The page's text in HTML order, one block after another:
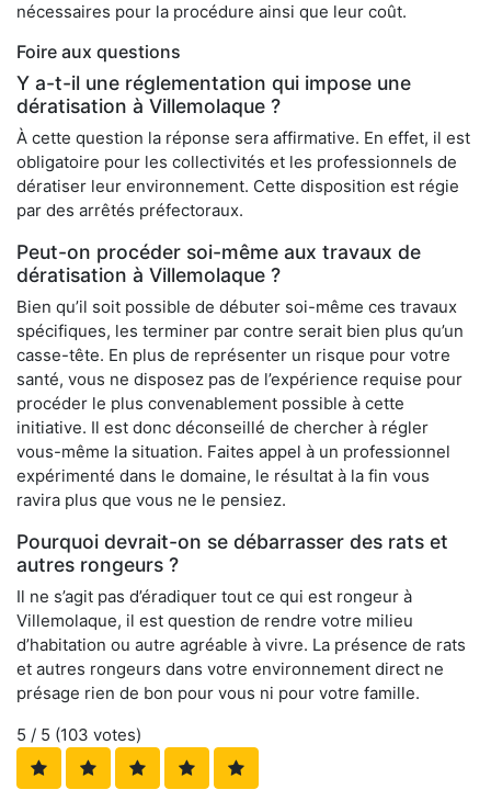
nécessaires pour la procédure ainsi que leur coût.
Foire aux questions
Y a-t-il une réglementation qui impose une
dératisation à Villemolaque ?
À cette question la réponse sera affirmative. En effet, il est
obligatoire pour les collectivités et les professionnels de
dératiser leur environnement. Cette disposition est régie
par des arrêtés préfectoraux.
Peut-on procéder soi-même aux travaux de
dératisation à Villemolaque ?
Bien qu’il soit possible de débuter soi-même ces travaux
spécifiques, les terminer par contre serait bien plus qu’un
casse-tête. En plus de représenter un risque pour votre
santé, vous ne disposez pas de l’expérience requise pour
procéder le plus convenablement possible à cette
initiative. Il est donc déconseillé de chercher à régler
vous-même la situation. Faites appel à un professionnel
expérimenté dans le domaine, le résultat à la fin vous
ravira plus que vous ne le pensiez.
Pourquoi devrait-on se débarrasser des rats et
autres rongeurs ?
Il ne s’agit pas d’éradiquer tout ce qui est rongeur à
Villemolaque, il est question de rendre votre milieu
d’habitation ou autre agréable à vivre. La présence de rats
et autres rongeurs dans votre environnement direct ne
présage rien de bon pour vous ni pour votre famille.
5 / 5 (103 votes)